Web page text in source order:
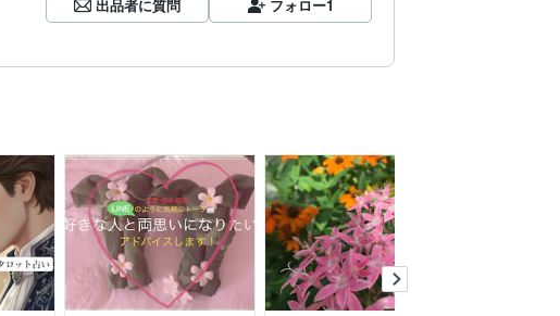
出品者に質問 フォロー1